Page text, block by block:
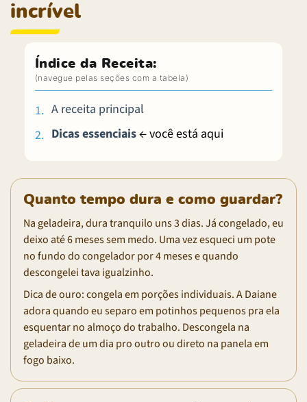
incrível
Índice da Receita:
A receita principal
Dicas essenciais← você está aqui
Quanto tempo dura e como guardar?
Na geladeira, dura tranquilo uns 3 dias. Já congelado, eu
deixo até 6 meses sem medo. Uma vez esqueci um pote
no fundo do congelador por 4 meses e quando
descongelei tava igualzinho.
Dica de ouro: congela em porções individuais. A Daiane
adora quando eu separo em potinhos pequenos pra ela
esquentar no almoço do trabalho. Descongela na
geladeira de um dia pro outro ou direto na panela em
fogo baixo.